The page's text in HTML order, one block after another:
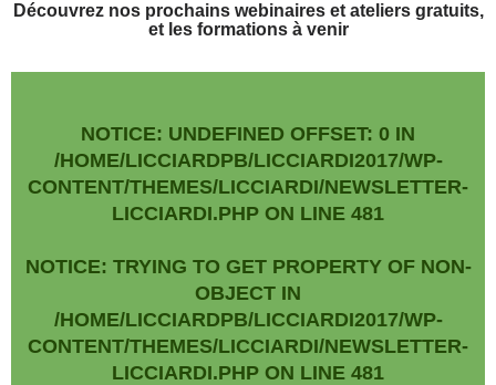
Découvrez nos prochains webinaires et ateliers gratuits,
et les formations à venir
NOTICE: UNDEFINED OFFSET: 0 IN
/HOME/LICCIARDPB/LICCIARDI2017/WP-
CONTENT/THEMES/LICCIARDI/NEWSLETTER-
LICCIARDI.PHP ON LINE 481
NOTICE: TRYING TO GET PROPERTY OF NON-
OBJECT IN
/HOME/LICCIARDPB/LICCIARDI2017/WP-
CONTENT/THEMES/LICCIARDI/NEWSLETTER-
LICCIARDI.PHP ON LINE 481